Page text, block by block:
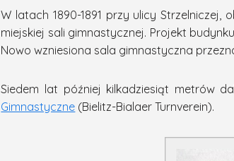
W latach 1890-1891 przy ulicy Strzelniczej,
miejskiej sali gimnastycznej. Projekt
Nowo wzniesiona sala gimnastyczna
Siedem lat później kilkadziesiąt metrów
Gimnastyczne (Bielitz-Bialaer Turnverein).